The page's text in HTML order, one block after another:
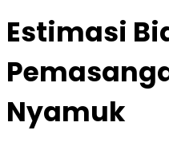
Estimasi
Nyamuk